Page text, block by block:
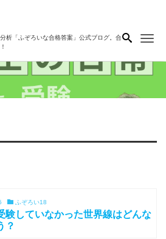
析「ふぞろいな合格答案」公式ブログ。合
ふぞろい18
験していなかった世界線はどんな
？